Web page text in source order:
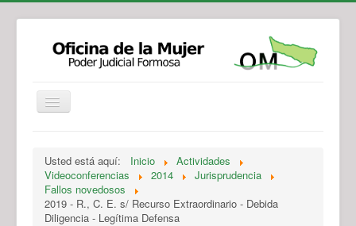
Legislación
Novedades
Recursos y Servicios de Atención
Usted está aquí: Inicio
Actividades
Videoconferencias
2014
Jurisprudencia
Fallos novedosos
2019 - R., C. E. s/ Recurso Extraordinario - Debida
Diligencia - Legítima Defensa